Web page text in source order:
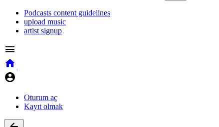
Podcasts content guidelines
upload music
artist signup
Oturum aç
Kayıt olmak